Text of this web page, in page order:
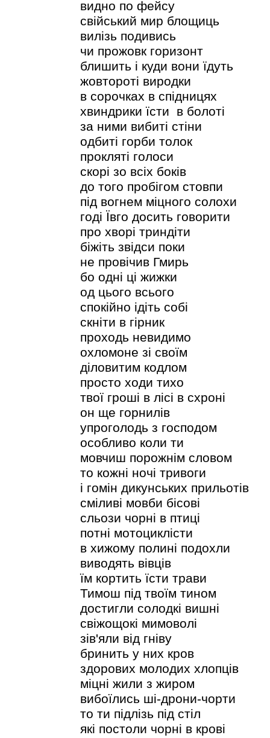
видно по фейсу
свійський мир блощиць
вилізь подивись
чи прожовк горизонт
блишить і куди вони їдуть
жовтороті виродки
в сорочках в спідницях
хвиндрики їсти в болоті
за ними вибиті стіни
одбиті горби толок
прокляті голоси
скорі зо всіх боків
до того пробігом стовпи
під вогнем міцного солохи
годі Ївго досить говорити
про хворі триндіти
біжіть звідси поки
не провічив Гмирь
бо одні ці жижки
од цього всього
спокійно ідіть собі
скніти в гірник
проходь невидимо
охломоне зі своїм
діловитим кодлом
просто ходи тихо
твої гроші в лісі в схроні
он ще горнилів
упроголодь з господом
особливо коли ти
мовчиш порожнім словом
то кожні ночі тривоги
і гомін дикунських прильотів
сміливі мовби бісові
сльози чорні в птиці
потні мотоциклісти
в хижому полині подохли
виводять вівців
їм кортить їсти трави
Тимош під твоїм тином
достигли солодкі вишні
свіжощокі мимоволі
зів'яли від гніву
бринить у них кров
здорових молодих хлопців
міцні жили з жиром
вибоїлись ші-дрони-чорти
то ти підлізь під стіл
які постоли чорні в крові